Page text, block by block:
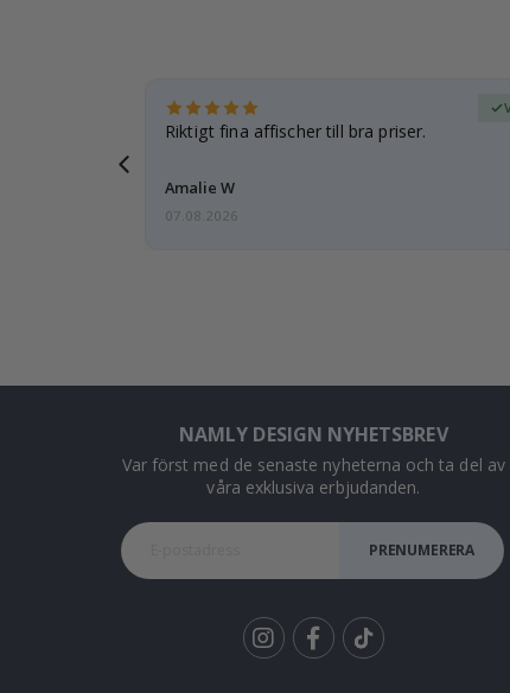
Riktigt fina affischer till bra priser.
Amalie W
07.08.2026
NAMLY DESIGN NYHETSBREV
Var först med de senaste nyheterna och ta del av
våra exklusiva erbjudanden.
PRENUMERERA